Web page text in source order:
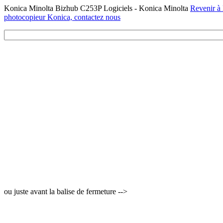
Konica Minolta Bizhub C253P Logiciels - Konica Minolta Revenir à
photocopieur Konica, contactez nous
ou juste avant la balise de fermeture -->